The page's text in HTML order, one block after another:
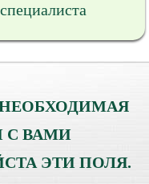
С ВАМИ
ЭТИ ПОЛЯ.